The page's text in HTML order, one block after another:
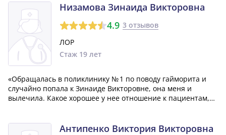
быстро, аккуратно и, самое главное, без...»
Низамова Зинаида Викторовна
4.9 3 отзывов
ЛОР
Стаж 19 лет
«Обращалась в поликлинику № 1 по поводу гайморита и
случайно попала к Зинаиде Викторовне, она меня и
вылечила. Какое хорошее у нее отношение к пациентам,
ходе лечения, все рассказывала и о...»
Антипенко Виктория Викторовна